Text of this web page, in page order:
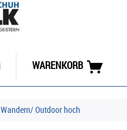
WARENKORB
Wandern/ Outdoor hoch